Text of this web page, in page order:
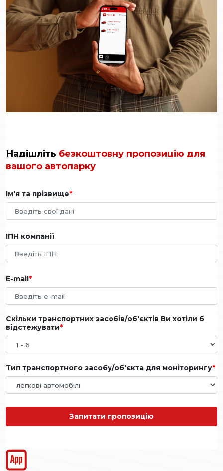
Надішліть безкоштовну пропозицію для
вашого автопарку
Ім'я та прізвище
ІПН компанії
E-mail
Скільки транспортних засобів/об'єктів Ви хотіли б
відстежувати
Тип транспортного засобу/об'єкта для моніторингу
Запитати пропозицію